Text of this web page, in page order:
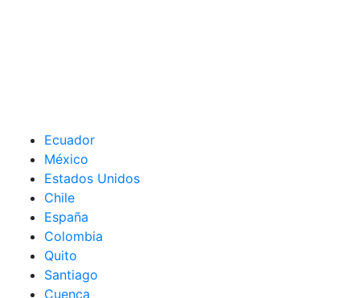
Ecuador
México
Estados Unidos
Chile
España
Colombia
Quito
Santiago
Cuenca